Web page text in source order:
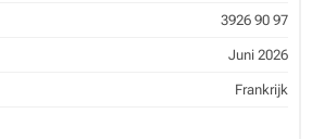
3926 90 97
Juni 2026
Frankrijk